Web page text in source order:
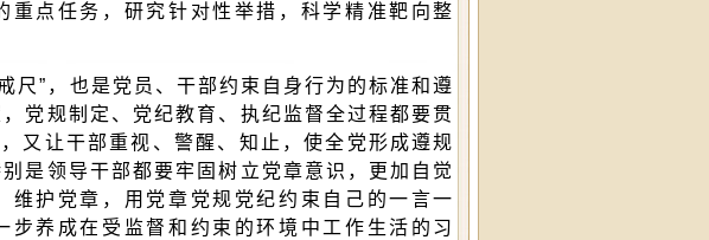
重点任务，研究针对性举措，科学精准靶向整
尺”，也是党员、干部约束自身行为的标准和遵
党规制定、党纪教育、执纪监督全过程都要贯
又让干部重视、警醒、知止，使全党形成遵规
是领导干部都要牢固树立党章意识，更加自觉
维护党章，用党章党规党纪约束自己的一言一
步养成在受监督和约束的环境中工作生活的习